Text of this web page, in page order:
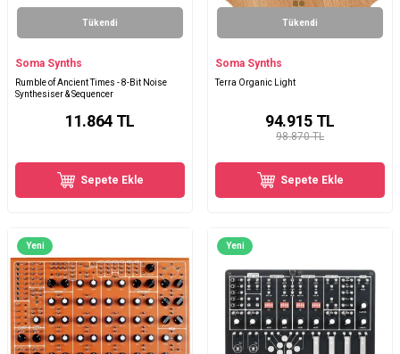
Tükendi
Soma Synths
Rumble of Ancient Times - 8-Bit Noise
Synthesiser & Sequencer
11.864TL
Sepete Ekle
Tükendi
Soma Synths
Terra Organic Light
98.870 TL
94.915TL
Sepete Ekle
Yeni Yeni